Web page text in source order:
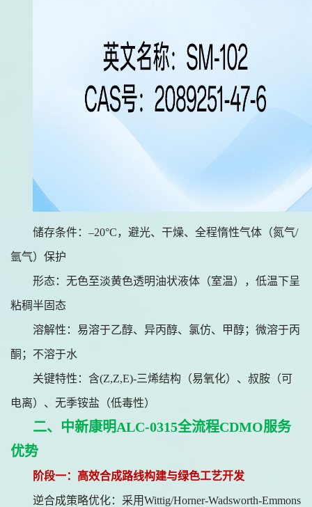
储存条件： –20°C，避光、干燥、全程惰性气体（氮气/
氩气）保护
形态：无色至淡黄色透明油状液体（室温），低温下呈
粘稠半固态
溶解性：易溶于乙醇、异丙醇、氯仿、甲醇；微溶于丙
酮；不溶于水
关键特性：含(Z,Z,E)-三烯结构（易氧化）、叔胺（可
电离）、无季铵盐（低毒性）
二、中新康明ALC-0315全流程CDMO服务
优势
阶段一：高效合成路线构建与绿色工艺开发
逆合成策略优化：采用Wittig/Horner-Wadsworth-Emmons